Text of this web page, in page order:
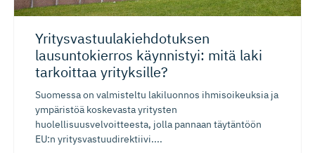
Yritysvas­tuu­la­kieh­do­tuksen
lausuntokierros käynnistyi: mitä laki
tarkoittaa yrityksille?
Suomessa on valmisteltu lakiluonnos ihmisoikeuksia ja
ympäristöä koskevasta yritysten
huolellisuusvelvoitteesta, jolla pannaan täytäntöön
EU:n yritysvastuudirektiivi....